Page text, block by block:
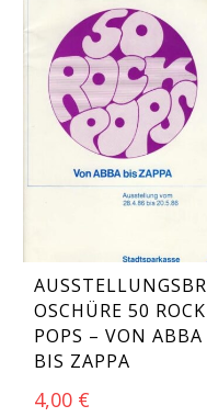
AUSSTELLUNGSBR
OSCHÜRE 50 ROCK
POPS – VON ABBA
BIS ZAPPA
4,00 €